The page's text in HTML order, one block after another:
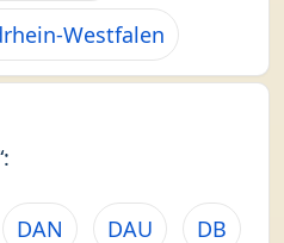
Westfalen
DAN DAU DB